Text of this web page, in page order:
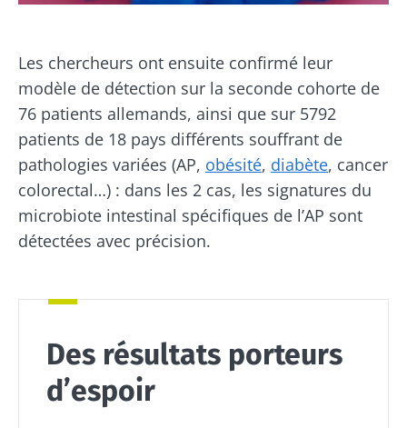
Les chercheurs ont ensuite confirmé leur
modèle de détection sur la seconde cohorte de
76 patients allemands, ainsi que sur 5792
patients de 18 pays différents souffrant de
pathologies variées (AP, obésité, diabète, cancer
colorectal…) : dans les 2 cas, les signatures du
microbiote intestinal spécifiques de l’AP sont
détectées avec précision.
Des résultats porteurs
d’espoir
Redirection
Vous êtes sur le point d'être redirigé et de
quitter notre site web
Institute
Rejoignez la communauté du microbiote et
recevez une fois par mois "The Essential"
pour rester au courant des dernières
actualités sur le microbiote.
Je souhaite m'inscrire afin de recevoir
J’ai lu et accepte lesCGU et la politique de
protection des données du Biocodex
Microbiota Institute
Je souhaite m'inscrire afin de recevoir
d'autres actualités de Biocodex
J’ai lu et accepte les CGUet la politique de
protection des donnéesdu Biocodex
Microbiota Institute
* Champs obligatoires
Découvrir
Kéfir : un allié